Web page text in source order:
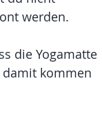
werden.
die Yogamatte
kommen